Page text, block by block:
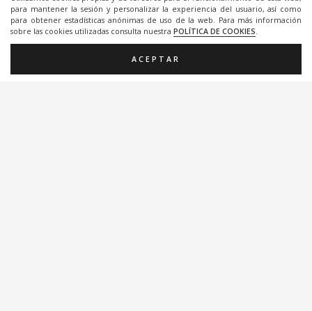
para mantener la sesión y personalizar la experiencia del usuario, así como
para obtener estadísticas anónimas de uso de la web. Para más información
sobre las cookies utilizadas consulta nuestra POLÍTICA DE COOKIES.
ACEPTAR